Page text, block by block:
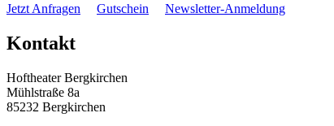
Jetzt Anfragen Gutschein Newsletter-Anmeldung
Kontakt
Hoftheater Bergkirchen
Mühlstraße 8a
85232 Bergkirchen